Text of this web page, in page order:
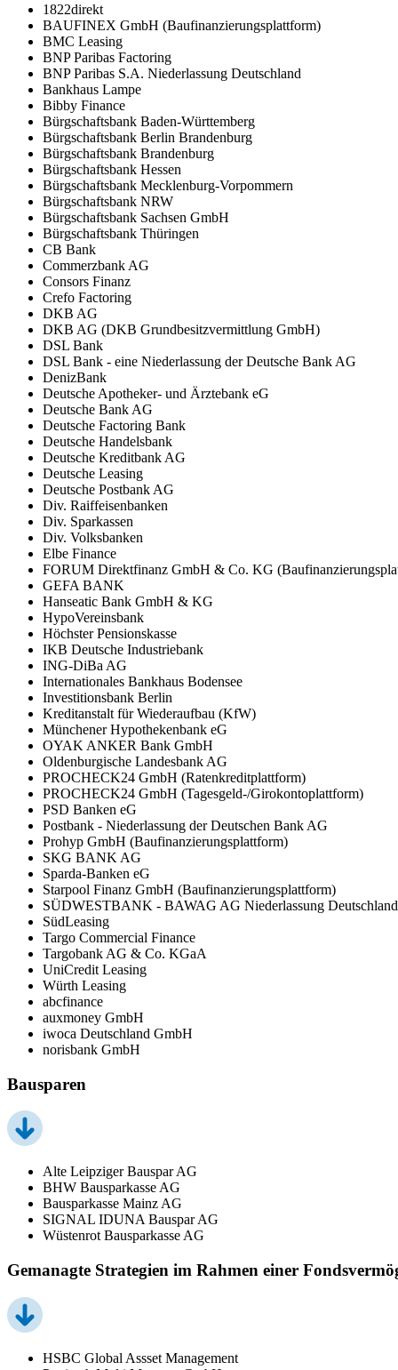
1822direkt
BAUFINEX GmbH (Baufinanzierungsplattform)
BMC Leasing
BNP Paribas Factoring
BNP Paribas S.A. Niederlassung Deutschland
Bankhaus Lampe
Bibby Finance
Bürgschaftsbank Baden-Württemberg
Bürgschaftsbank Berlin Brandenburg
Bürgschaftsbank Brandenburg
Bürgschaftsbank Hessen
Bürgschaftsbank Mecklenburg-Vorpommern
Bürgschaftsbank NRW
Bürgschaftsbank Sachsen GmbH
Bürgschaftsbank Thüringen
CB Bank
Commerzbank AG
Consors Finanz
Crefo Factoring
DKB AG
DKB AG (DKB Grundbesitzvermittlung GmbH)
DSL Bank
DSL Bank - eine Niederlassung der Deutsche Bank AG
DenizBank
Deutsche Apotheker- und Ärztebank eG
Deutsche Bank AG
Deutsche Factoring Bank
Deutsche Handelsbank
Deutsche Kreditbank AG
Deutsche Leasing
Deutsche Postbank AG
Div. Raiffeisenbanken
Div. Sparkassen
Div. Volksbanken
Elbe Finance
FORUM Direktfinanz GmbH & Co. KG
GEFA BANK
Hanseatic Bank GmbH & KG
HypoVereinsbank
Höchster Pensionskasse
IKB Deutsche Industriebank
ING-DiBa AG
Internationales Bankhaus Bodensee
Investitionsbank Berlin
Kreditanstalt für Wiederaufbau (KfW)
Münchener Hypothekenbank eG
OYAK ANKER Bank GmbH
Oldenburgische Landesbank AG
PROCHECK24 GmbH (Ratenkreditplattform)
PROCHECK24 GmbH (Tagesgeld-/Girokontoplattform)
PSD Banken eG
Postbank - Niederlassung der Deutschen Bank AG
Prohyp GmbH (Baufinanzierungsplattform)
SKG BANK AG
Sparda-Banken eG
Starpool Finanz GmbH (Baufinanzierungsplattform)
SÜDWESTBANK - BAWAG AG Niederlassung Deutschland
SüdLeasing
Targo Commercial Finance
Targobank AG & Co. KGaA
UniCredit Leasing
Würth Leasing
abcfinance
auxmoney GmbH
iwoca Deutschland GmbH
norisbank GmbH
Bausparen
Alte Leipziger Bauspar AG
BHW Bausparkasse AG
Bausparkasse Mainz AG
SIGNAL IDUNA Bauspar AG
Wüstenrot Bausparkasse AG
Gemanagte Strategien im Rahmen einer
HSBC Global Assset Management